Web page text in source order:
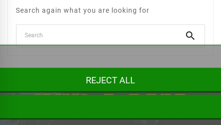
Search again what you are looking for

REJECT ALL